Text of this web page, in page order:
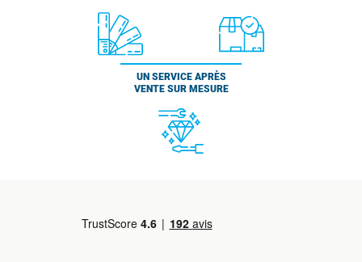
UN SERVICE APRÈS
VENTE SUR MESURE